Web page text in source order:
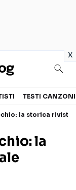
x
EVENTI
TESTI CANZONI
la storica rivista
la